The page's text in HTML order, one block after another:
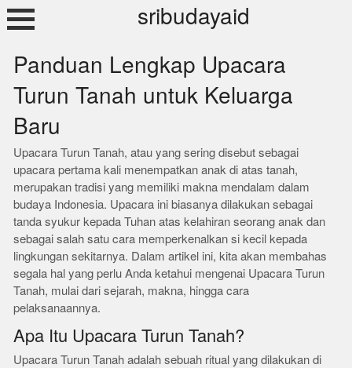
Skip
to
sribudayaid
Panduan Lengkap Upacara
Turun Tanah untuk Keluarga
Baru
Upacara Turun Tanah, atau yang sering disebut sebagai
upacara pertama kali menempatkan anak di atas tanah,
merupakan tradisi yang memiliki makna mendalam dalam
budaya Indonesia. Upacara ini biasanya dilakukan sebagai
tanda syukur kepada Tuhan atas kelahiran seorang anak dan
sebagai salah satu cara memperkenalkan si kecil kepada
lingkungan sekitarnya. Dalam artikel ini, kita akan membahas
segala hal yang perlu Anda ketahui mengenai Upacara Turun
Tanah, mulai dari sejarah, makna, hingga cara
pelaksanaannya.
Apa Itu Upacara Turun Tanah?
Upacara Turun Tanah adalah sebuah ritual yang dilakukan di